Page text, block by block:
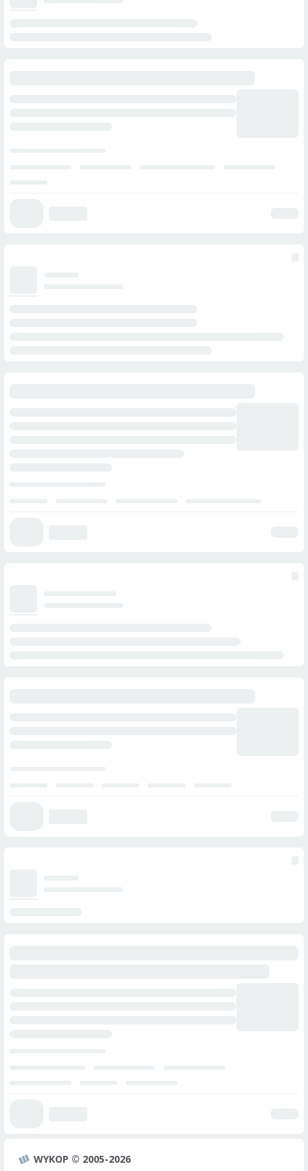
WYKOP © 2005-2026